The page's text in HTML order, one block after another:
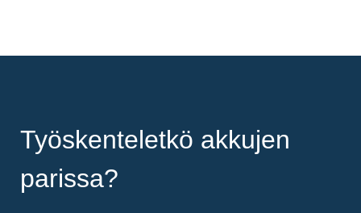
Työskenteletkö akkujen
parissa?